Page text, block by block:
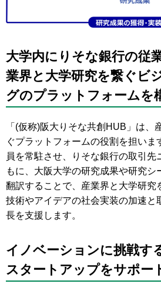
大学内にりそな銀行の従
業界と大学研究を繋ぐビ
グのプラットフォームを
「(仮称)阪大りそな共創HUB」は、
ぐプラットフォームの役割を担いま
員を常駐させ、りそな銀行の取引先
もに、大阪大学の研究成果や研究シ
翻訳することで、産業界と大学研究
技術やアイデアの社会実装の加速と
長を支援します。
イノベーションに挑戦す
スタートアップをサポー